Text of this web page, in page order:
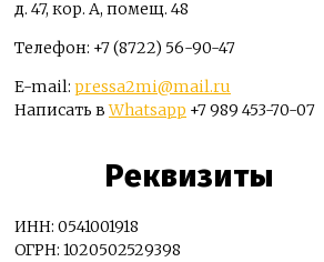
д. 47, кор. А, помещ. 48
Телефон: +7 (8722) 56-90-47
E-mail: pressa2mi@mail.ru
Написать вWhatsapp +7 989 453-70-07
Реквизиты
ИНН: 0541001918
ОГРН: 1020502529398